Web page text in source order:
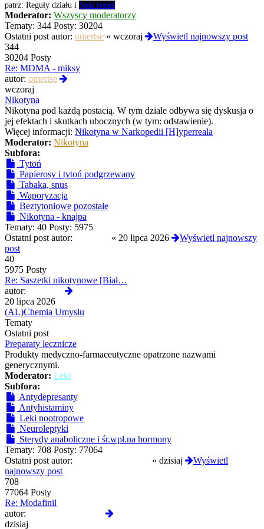
patrz: Reguły działu i Spis treści
Moderator: Wszyscy moderatorzy
Tematy: 344 Posty: 30204
Ostatni post autor: omertse « wczoraj
Wyświetl najnowszy post
344
30204 Posty
Re: MDMA - miksy
autor: omertse
wczoraj
Nikotyna
Nikotyna pod każdą postacią. W tym dziale odbywa się dyskusja o
jej efektach i skutkach ubocznych (w tym: odstawienie).
Więcej informacji: Nikotyna w Narkopedii [H]yperreala
Moderator: Nikotyna
Subfora:
Tytoń
Papierosy i tytoń podgrzewany
Tabaka, snus
Waporyzacja
Beztytoniowe pozostałe
Nikotyna - knajpa
Tematy: 40 Posty: 5975
Ostatni post autor:
« 20 lipca 2026
Wyświetl najnowszy
post
40
5975 Posty
Re: Saszetki nikotynowe [Biał…
autor:
post
20 lipca 2026
(AL)Chemia Umysłu
Tematy
Ostatni post
Preparaty lecznicze
Produkty medyczno-farmaceutyczne opatrzone nazwami
generycznymi.
Moderator: Leki
Subfora:
Antydepresanty
Antyhistaminy
Leki nootropowe
Neuroleptyki
Sterydy anaboliczne i śr.wpł.na hormony
Tematy: 708 Posty: 77064
Ostatni post autor:
« dzisiaj
Wyświetl
najnowszy post
708
77064 Posty
Re: Modafinil
autor:
dzisiaj